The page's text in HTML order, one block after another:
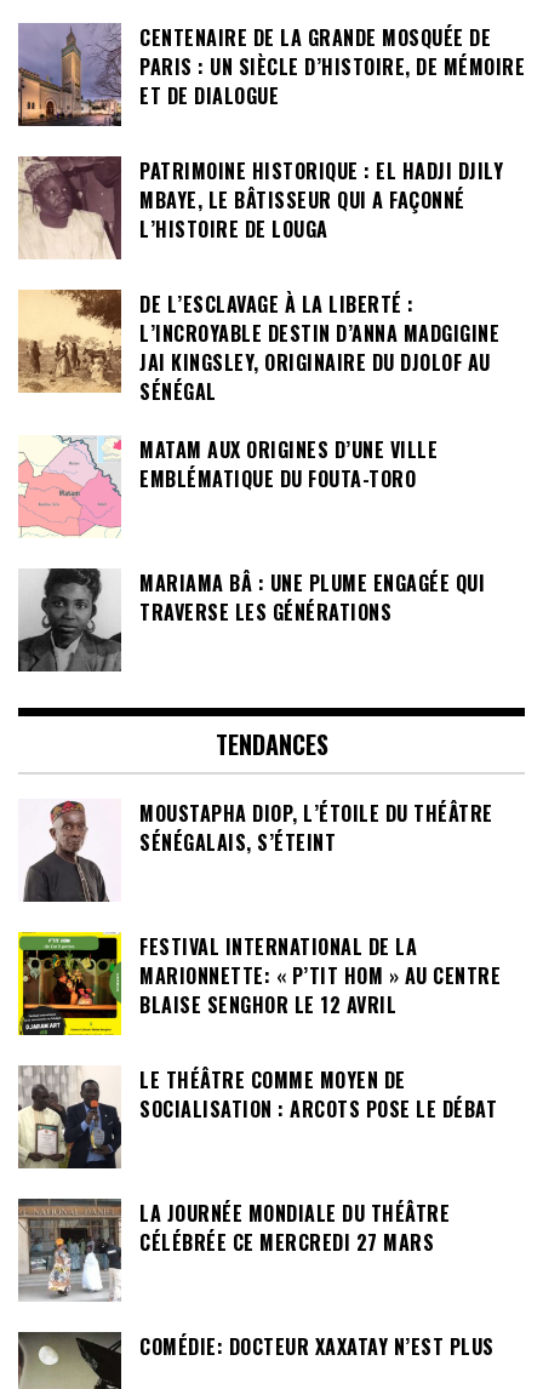
CENTENAIRE DE LA GRANDE MOSQUÉE DE
PARIS : UN SIÈCLE D’HISTOIRE, DE MÉMOIRE
ET DE DIALOGUE
PATRIMOINE HISTORIQUE : EL HADJI DJILY
MBAYE, LE BÂTISSEUR QUI A FAÇONNÉ
L’HISTOIRE DE LOUGA
DE L’ESCLAVAGE À LA LIBERTÉ :
L’INCROYABLE DESTIN D’ANNA MADGIGINE
JAI KINGSLEY, ORIGINAIRE DU DJOLOF AU
SÉNÉGAL
MATAM AUX ORIGINES D’UNE VILLE
EMBLÉMATIQUE DU FOUTA-TORO
MARIAMA BÂ : UNE PLUME ENGAGÉE QUI
TRAVERSE LES GÉNÉRATIONS
TENDANCES
MOUSTAPHA DIOP, L’ÉTOILE DU THÉÂTRE
SÉNÉGALAIS, S’ÉTEINT
FESTIVAL INTERNATIONAL DE LA
MARIONNETTE: « P’TIT HOM » AU CENTRE
BLAISE SENGHOR LE 12 AVRIL
LE THÉÂTRE COMME MOYEN DE
SOCIALISATION : ARCOTS POSE LE DÉBAT
LA JOURNÉE MONDIALE DU THÉÂTRE
CÉLÉBRÉE CE MERCREDI 27 MARS
COMÉDIE: DOCTEUR XAXATAY N’EST PLUS